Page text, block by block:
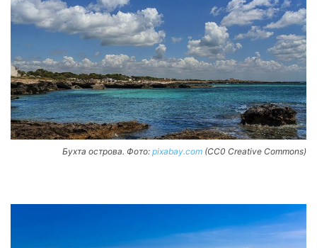
Бухта острова. Фото: pixabay.com (CC0 Creative Commons)